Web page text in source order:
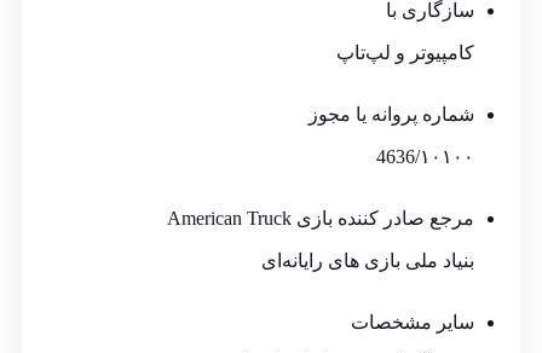
سازگاری با
کامپیوتر و لپ‌تاپ
شماره پروانه یا مجوز
4636/۱۰۱۰۰
مرجع صادر کننده بازی American Truck
بنیاد ملی بازی های رایانه‌ای
سایر مشخصات